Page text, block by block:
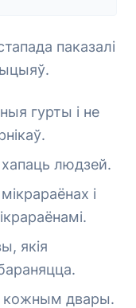
паказалі
гурты і не
хапаць людзей.
і
якія
кожным двары.